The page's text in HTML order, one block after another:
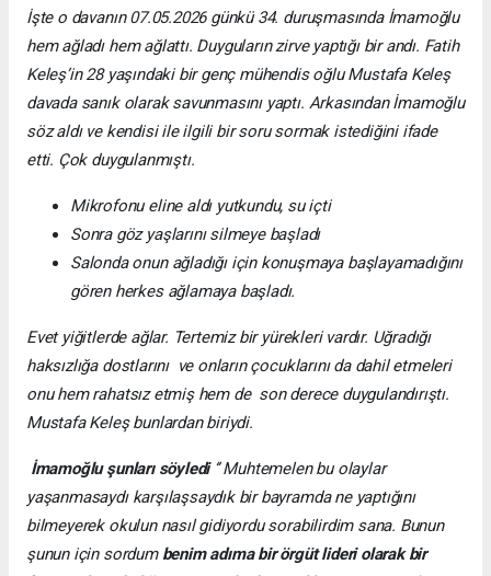
İşte o davanın 07.05.2026 günkü 34. duruşmasında İmamoğlu
hem ağladı hem ağlattı. Duyguların zirve yaptığı bir andı. Fatih
Keleş’in 28 yaşındaki bir genç mühendis oğlu Mustafa Keleş
davada sanık olarak savunmasını yaptı. Arkasından İmamoğlu
söz aldı ve kendisi ile ilgili bir soru sormak istediğini ifade
etti. Çok duygulanmıştı.
Mikrofonu eline aldı yutkundu, su içti
Sonra göz yaşlarını silmeye başladı
Salonda onun ağladığı için konuşmaya başlayamadığını
gören herkes ağlamaya başladı.
Evet yiğitlerde ağlar. Tertemiz bir yürekleri vardır. Uğradığı
haksızlığa dostlarını ve onların çocuklarını da dahil etmeleri
onu hem rahatsız etmiş hem de son derece duygulandırıştı.
Mustafa Keleş bunlardan biriydi.
İmamoğlu şunları söyledi‘’ Muhtemelen bu olaylar
yaşanmasaydı karşılaşsaydık bir bayramda ne yaptığını
bilmeyerek okulun nasıl gidiyordu sorabilirdim sana. Bunun
şunun için sordum benim adıma bir örgüt lideri olarak bir